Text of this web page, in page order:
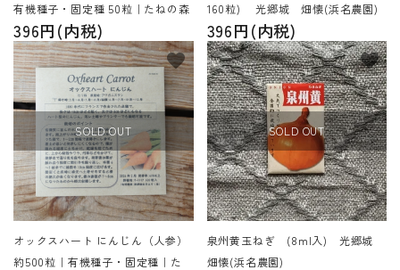
有機種子・固定種 50粒｜たねの森
396円(内税)
160粒) 光郷城 畑懐(浜名農園)
396円(内税)
SOLD OUT
オックスハート にんじん（人参）
約500粒｜有機種子・固定種｜た
favorite
SOLD OUT
泉州黄玉ねぎ (8ml入) 光郷城
畑懐(浜名農園)
favorite